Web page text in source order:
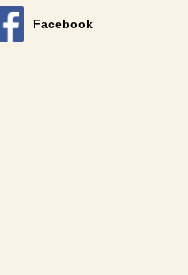
Facebook
別のウィンドウで開きます。